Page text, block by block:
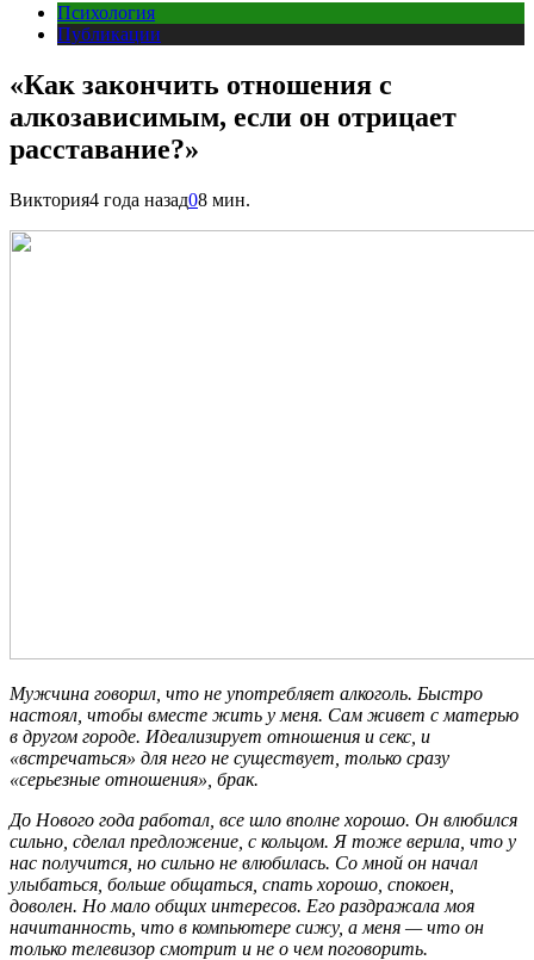
Психология
Публикации
«Как закончить отношения с
алкозависимым, если он отрицает
расставание?»
Виктория4 года назад08 мин.
Мужчина говорил, что не употребляет алкоголь. Быстро
настоял, чтобы вместе жить у меня. Сам живет с матерью
в другом городе. Идеализирует отношения и секс, и
«встречаться» для него не существует, только сразу
«серьезные отношения», брак.
До Нового года работал, все шло вполне хорошо. Он влюбился
сильно, сделал предложение, с кольцом. Я тоже верила, что у
нас получится, но сильно не влюбилась. Со мной он начал
улыбаться, больше общаться, спать хорошо, спокоен,
доволен. Но мало общих интересов. Его раздражала моя
начитанность, что в компьютере сижу, а меня — что он
только телевизор смотрит и не о чем поговорить.